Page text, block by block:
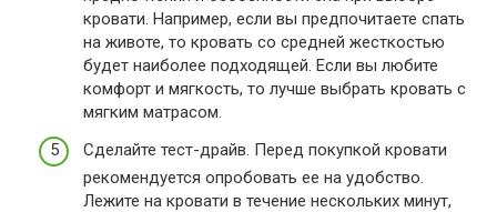
кровати. Например, если вы предпочитаете спать
на животе, то кровать со средней жесткостью
будет наиболее подходящей. Если вы любите
комфорт и мягкость, то лучше выбрать кровать с
мягким матрасом.
Сделайте тест-драйв. Перед покупкой кровати
рекомендуется опробовать ее на удобство.
Лежите на кровати в течение нескольких минут,